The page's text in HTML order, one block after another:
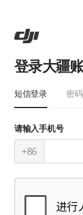
登录大疆
短信登录 密
请输入手机号
+86